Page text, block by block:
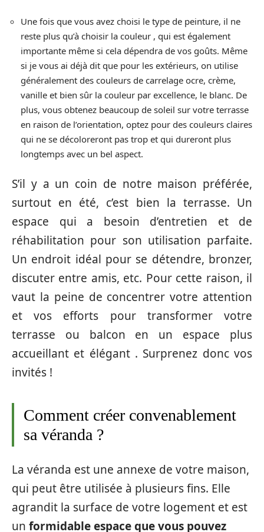
Une fois que vous avez choisi le type de peinture, il ne
reste plus qu’à choisir la couleur , qui est également
importante même si cela dépendra de vos goûts. Même
si je vous ai déjà dit que pour les extérieurs, on utilise
généralement des couleurs de carrelage ocre, crème,
vanille et bien sûr la couleur par excellence, le blanc. De
plus, vous obtenez beaucoup de soleil sur votre terrasse
en raison de l’orientation, optez pour des couleurs claires
qui ne se décoloreront pas trop et qui dureront plus
longtemps avec un bel aspect.
S’il y a un coin de notre maison préférée,
surtout en été, c’est bien la terrasse. Un
espace qui a besoin d’entretien et de
réhabilitation pour son utilisation parfaite.
Un endroit idéal pour se détendre, bronzer,
discuter entre amis, etc. Pour cette raison, il
vaut la peine de concentrer votre attention
et vos efforts pour transformer votre
terrasse ou balcon en un espace plus
accueillant et élégant . Surprenez donc vos
invités !
Comment créer convenablement
sa véranda ?
La véranda est une annexe de votre maison,
qui peut être utilisée à plusieurs fins. Elle
agrandit la surface de votre logement et est
un formidable espace que vous pouvez